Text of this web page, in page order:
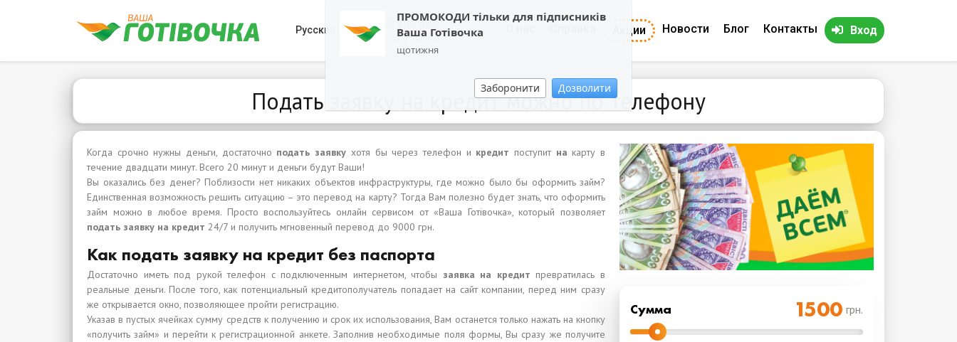
ПРОМОКОДИ тільки для підписників
Ваша Готівочка
щотижня
Заборонити Дозволити
Русский 0800 202 404
Обратный звонок
Акции Новости Блог Контакты Вход
Подать заявку на кредит можно по телефону
Cумма грн.
Когда срочно нужны деньги, достаточно подать заявку хотя бы через телефон и кредит поступит на карту в
течение двадцати минут. Всего 20 минут и деньги будут Ваши!
Вы оказались без денег? Поблизости нет никаких объектов инфраструктуры, где можно было бы оформить займ?
Единственная возможность решить ситуацию – это перевод на карту? Тогда Вам полезно будет знать, что оформить
займ можно в любое время. Просто воспользуйтесь онлайн сервисом от «Ваша Готівочка», который позволяет
подать заявку на кредит 24/7 и получить мгновенный перевод до 9000 грн.
Как подать заявку на кредит без паспорта
Достаточно иметь под рукой телефон с подключенным интернетом, чтобы заявка на кредит превратилась в
реальные деньги. После того, как потенциальный кредитополучатель попадает на сайт компании, перед ним сразу
же открывается окно, позволяющее пройти регистрацию.
Указав в пустых ячейках сумму средств к получению и срок их использования, Вам останется только нажать на кнопку
«получить займ» и перейти к регистрационной анкете. Заполнив необходимые поля формы, Вы сразу же получите